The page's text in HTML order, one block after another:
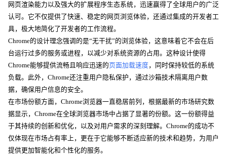
网页渲染能力以及强大的扩展程序生态系统，迅速赢得了全球用户的广泛
认可。它不仅提供了快速、稳定的网页浏览体验，还通过集成的开发者工
具，极大地简化了开发者的工作流程。
Chrome的设计理念强调的是“无干扰”的浏览体验，这意味着它不会在后
台运行过多的服务或进程，以减少对系统资源的占用。这种设计使得
Chrome能够提供流畅且响应迅速的页面加载速度 ，同时保持较低的系统
负载。此外，Chrome还注重用户隐私保护，通过沙箱技术隔离用户数
据，确保用户信息的安全。
在市场份额方面，Chrome浏览器一直稳居前列，根据最新的市场研究数
据显示，Chrome在全球浏览器市场中占据了显著的份额。这一份额得益
于其持续的创新和优化，以及对用户需求的深刻理解。Chrome的成功不
仅体现在市场占有率上，更在于它能够不断适应新的技术和趋势，为用户
提供更加智能化和个性化的服务。